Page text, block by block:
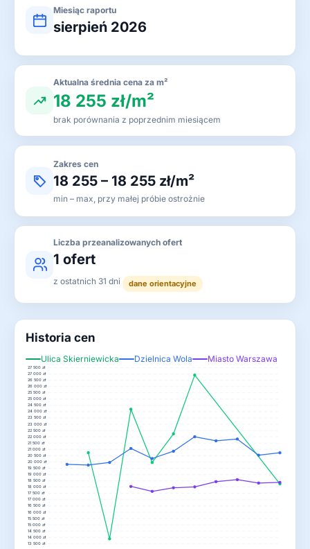
Miesiąc raportu
sierpień 2026
Aktualna średnia cena za m²
18 255 zł/m²
brak porównania z poprzednim miesiącem
Zakres cen
18 255 – 18 255 zł/m²
min – max, przy małej próbie ostrożnie
Liczba przeanalizowanych ofert
1 ofert
z ostatnich 31 dni dane orientacyjne
Historia cen
Ulica Skierniewicka Dzielnica Wola Miasto Warszawa
13 500 zł
14 000 zł
14 500 zł
15 000 zł
15 500 zł
16 000 zł
16 500 zł
17 000 zł
17 500 zł
18 000 zł
18 500 zł
19 000 zł
19 500 zł
20 000 zł
20 500 zł
21 000 zł
21 500 zł
22 000 zł
22 500 zł
23 000 zł
23 500 zł
24 000 zł
24 500 zł
25 000 zł
25 500 zł
26 000 zł
26 500 zł
27 000 zł
27 500 zł